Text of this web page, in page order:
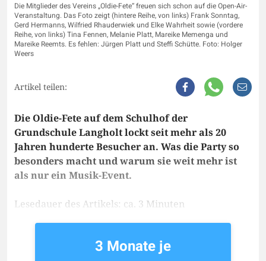
Die Mitglieder des Vereins „Oldie-Fete“ freuen sich schon auf die Open-Air-
Veranstaltung. Das Foto zeigt (hintere Reihe, von links) Frank Sonntag,
Gerd Hermanns, Wilfried Rhauderwiek und Elke Wahrheit sowie (vordere
Reihe, von links) Tina Fennen, Melanie Platt, Mareike Memenga und
Mareike Reemts. Es fehlen: Jürgen Platt und Steffi Schütte. Foto: Holger
Weers
Artikel teilen:
Die Oldie-Fete auf dem Schulhof der
Grundschule Langholt lockt seit mehr als 20
Jahren hunderte Besucher an. Was die Party so
besonders macht und warum sie weit mehr ist
als nur ein Musik-Event.
Lesedauer des Artikels: ca. 3 Minuten
3 Monate je